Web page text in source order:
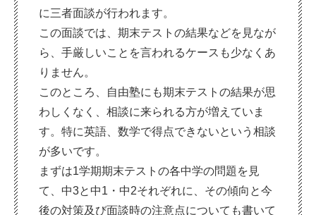
に三者面談が行われます。
この面談では、期末テストの結果などを見なが
ら、手厳しいことを言われるケースも少なくあ
りません。
このところ、自由塾にも期末テストの結果が思
わしくなく、相談に来られる方が増えていま
す。特に英語、数学で得点できないという相談
が多いです。
まずは1学期期末テストの各中学の問題を見
て、中3と中1・中2それぞれに、その傾向と今
後の対策及び面談時の注意点についても書いて